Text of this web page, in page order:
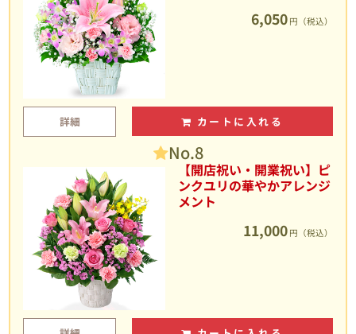
6,050 円（税込）
詳細 カートに入れる
No.8
【開店祝い・開業祝い】ピ
ンクユリの華やかアレンジ
メント
11,000 円（税込）